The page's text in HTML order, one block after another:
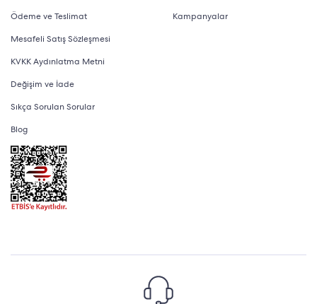
Ödeme ve Teslimat
Mesafeli Satış Sözleşmesi
KVKK Aydınlatma Metni
Değişim ve İade
Sıkça Sorulan Sorular
Blog
Kampanyalar